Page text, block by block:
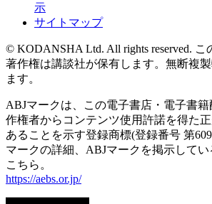
示
サイトマップ
© KODANSHA Ltd. All rights reserved.
著作権は講談社が保有します。無断複
ます。
ABJマークは、この電子書店・電子書
作権者からコンテンツ使用許諾を得た
あることを示す登録商標(登録番号 第
マークの詳細、ABJマークを掲示して
こちら。
https://aebs.or.jp/